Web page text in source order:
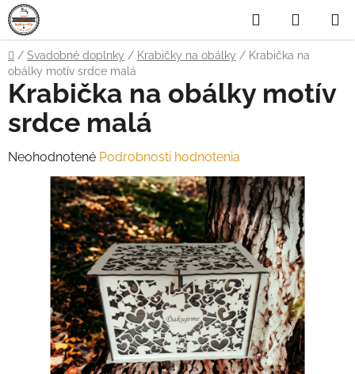
Prejsť
na
obsah
Hľadať
KOŠÍK
Domov
/ Svadobné doplnky / Krabičky na obálky / Krabička na
obálky motív srdce malá
Krabička na obálky motív
srdce malá
Priemerné
hodnotenie
produktu
hviezdičiek.
Neohodnotené Podrobnosti hodnotenia